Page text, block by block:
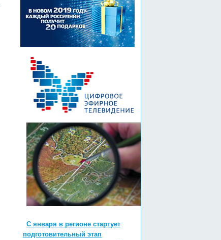
С января в регионе стартует
подготовительный этап